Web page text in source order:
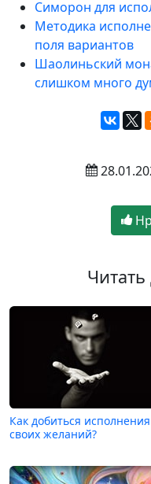
Симорон для
Методика
поля вариантов
Шаолиньский
слишком много
Читать
Как добиться исполнения
своих желаний?